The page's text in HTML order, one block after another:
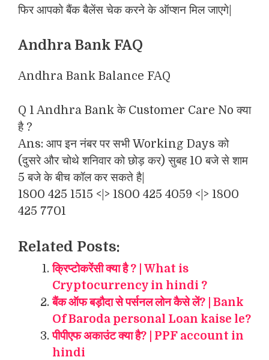
फिर आपको बैंक बैलेंस चेक करने के ऑप्शन मिल जाएगे|
Andhra Bank FAQ
Andhra Bank Balance FAQ
Q 1 Andhra Bank के Customer Care No क्या
है ?
Ans: आप इन नंबर पर सभी Working Days को
(दुसरे और चोथे शनिवार को छोड़ कर) सुबह 10 बजे से शाम
5 बजे के बीच कॉल कर सकते है|
1800 425 1515 <|> 1800 425 4059 <|> 1800
425 7701
Related Posts:
क्रिप्टोकरेंसी क्या है ? | What is
Cryptocurrency in hindi ?
बैंक ऑफ बड़ौदा से पर्सनल लोन कैसे लें? | Bank
Of Baroda personal Loan kaise le?
पीपीएफ अकाउंट क्या है? | PPF account in
hindi